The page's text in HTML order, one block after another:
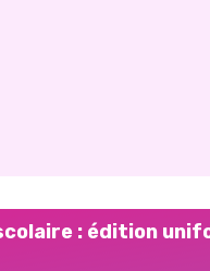
: édition